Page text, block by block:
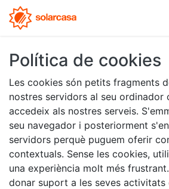
Política de cookies
Les cookies són petits fragments
nostres servidors al seu ordinador
accedeix als nostres serveis.
seu navegador i posteriorment
servidors perquè puguem oferir
contextuals. Sense les cookies,
una experiència molt més
donar suport a les seves activitats